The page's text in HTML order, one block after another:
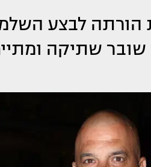
הורתה לבצע
שתיקה